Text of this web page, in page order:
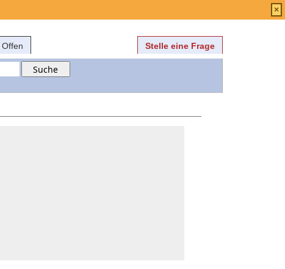
Offen Stelle eine Frage
×